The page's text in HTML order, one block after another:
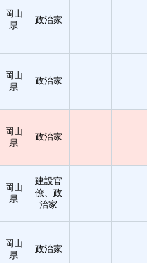
岡山
県
政治家
岡山
県
政治家
岡山
県
政治家
岡山
県
建設官
僚、政
治家
岡山
県
政治家